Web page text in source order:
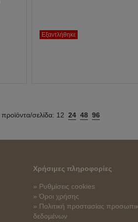
Εξαντλήθηκε
προϊόντα/σελίδα: 12 24 48 96
Χρήσιμες πληροφορίες
» Ρυθμίσεις cookies
» Όροι χρήσης
» Πολιτική προστασίας
δεδομένων